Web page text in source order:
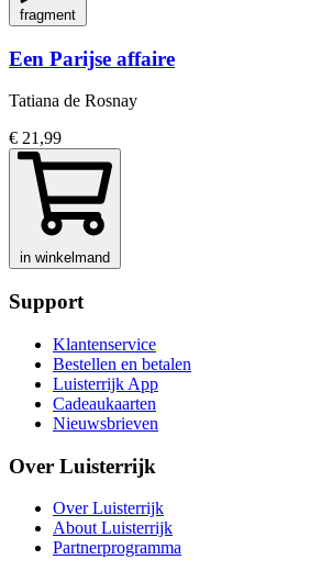
fragment
Een Parijse affaire
Tatiana de Rosnay
€ 21,99
in winkelmand
Support
Klantenservice
Bestellen en betalen
Luisterrijk App
Cadeaukaarten
Nieuwsbrieven
Over Luisterrijk
Over Luisterrijk
About Luisterrijk
Partnerprogramma